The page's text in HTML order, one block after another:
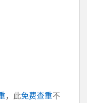
，此免费查重不